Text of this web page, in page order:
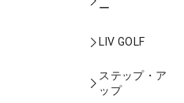
ー
LIV GOLF
ステップ・ア
ップ